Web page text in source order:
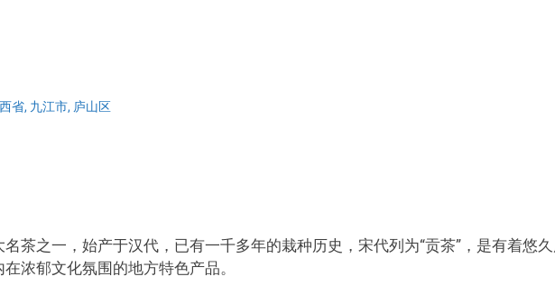
省, 九江市, 庐山区
茶之一，始产于汉代，已有一千多年的栽种历史，宋代列为“贡茶”，是有着悠
浓郁文化氛围的地方特色产品。